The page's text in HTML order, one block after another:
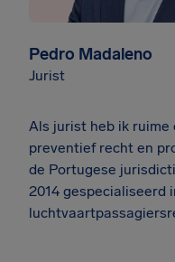
Pedro Madaleno
Jurist
Als jurist heb ik ruime
preventief recht en
de Portugese
2014 gespecialiseerd